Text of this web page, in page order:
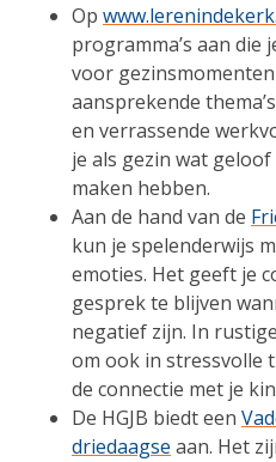
Op
programma’s aan die
voor
aansprekende
en verrassende
je als gezin wat
maken hebben.
Aan de hand van de
kun je spelenderwijs
emoties. Het geeft je
gesprek te blijven
negatief zijn. In
om ook in stressvolle
de connectie met je
De HGJB biedt een
driedaagse aan. Het